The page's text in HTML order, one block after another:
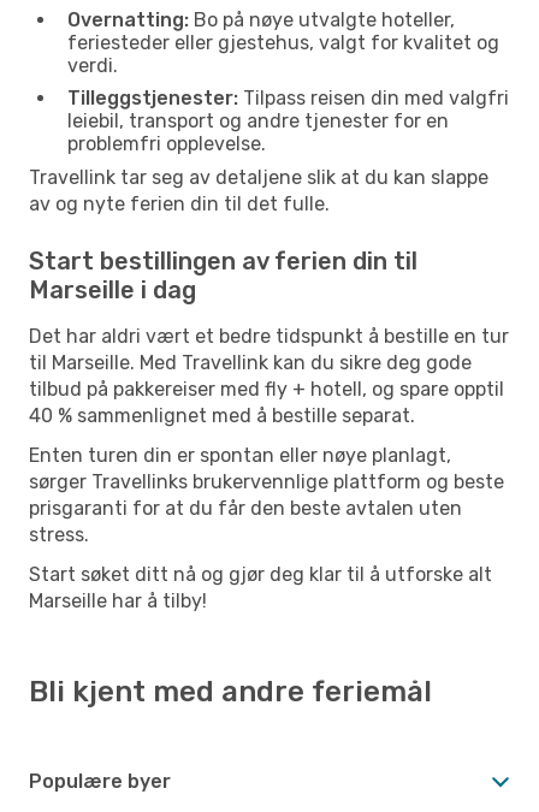
Overnatting: Bo på nøye utvalgte hoteller,
feriesteder eller gjestehus, valgt for kvalitet og
verdi.
Tilleggstjenester: Tilpass reisen din med valgfri
leiebil, transport og andre tjenester for en
problemfri opplevelse.
Travellink tar seg av detaljene slik at du kan slappe
av og nyte ferien din til det fulle.
Start bestillingen av ferien din til
Marseille i dag
Det har aldri vært et bedre tidspunkt å bestille en tur
til Marseille. Med Travellink kan du sikre deg gode
tilbud på pakkereiser med fly + hotell, og spare opptil
40 % sammenlignet med å bestille separat.
Enten turen din er spontan eller nøye planlagt,
sørger Travellinks brukervennlige plattform og beste
prisgaranti for at du får den beste avtalen uten
stress.
Start søket ditt nå og gjør deg klar til å utforske alt
Marseille har å tilby!
Bli kjent med andre feriemål
Populære byer